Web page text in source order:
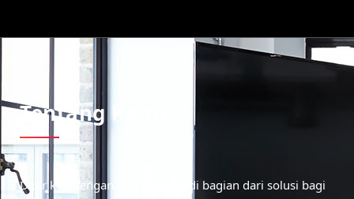
Tentang Kami
Didirikan dengan tujuan menjadi bagian dari solusi bagi